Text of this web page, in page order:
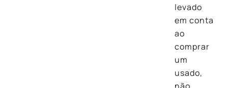
levado
em conta
ao
comprar
um
usado,